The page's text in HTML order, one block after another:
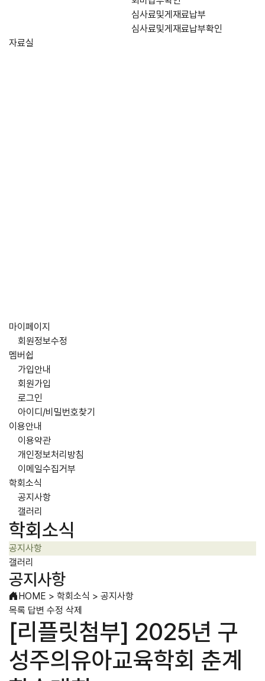
심사료및게재료납부
심사료및게재료납부확인
자료실
마이페이지
회원정보수정
멤버쉽
가입안내
회원가입
로그인
아이디/비밀번호찾기
이용안내
이용약관
개인정보처리방침
이메일수집거부
학회소식
공지사항
갤러리
학회소식
공지사항
갤러리
공지사항
HOME > 학회소식 > 공지사항
목록 답변 수정 삭제
[리플릿첨부] 2025년 구
성주의유아교육학회 춘계